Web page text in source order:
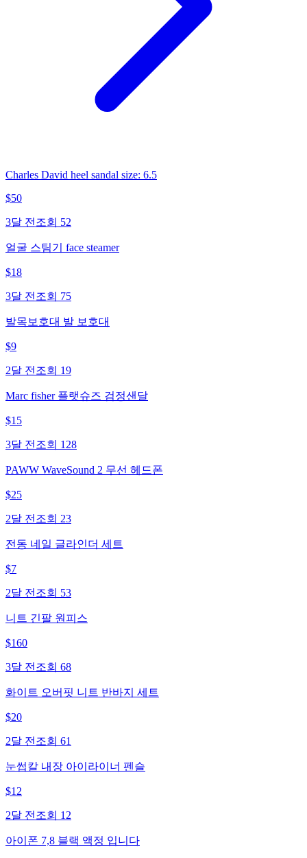
Charles David heel sandal size: 6.5
$50
3달 전 조회 52
얼굴 스팀기 face steamer
$18
3달 전 조회 75
발목보호대 발 보호대
$9
2달 전 조회 19
Marc fisher 플랫슈즈 검정샌달
$15
3달 전 조회 128
PAWW WaveSound 2 무선 헤드폰
$25
2달 전 조회 23
전동 네일 글라인더 세트
$7
2달 전 조회 53
니트 긴팔 원피스
$160
3달 전 조회 68
화이트 오버핏 니트 반바지 세트
$20
2달 전 조회 61
눈썹칼 내장 아이라이너 펜슬
$12
2달 전 조회 12
아이폰 7,8 블랙 액정 입니다